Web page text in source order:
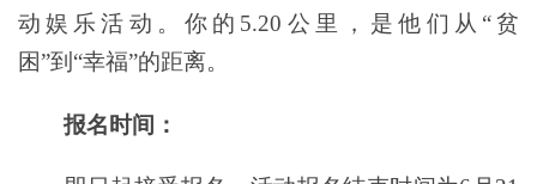
动娱乐活动。你的5.20公里，是他们从“贫
困”到“幸福”的距离。
报名时间：